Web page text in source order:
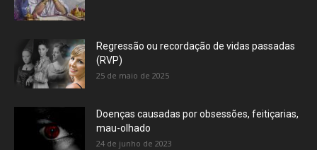
Regressão ou recordação de vidas passadas
(RVP)
25 de maio de 2025
Doenças causadas por obsessões, feitiçarias,
mau-olhado
24 de junho de 2023